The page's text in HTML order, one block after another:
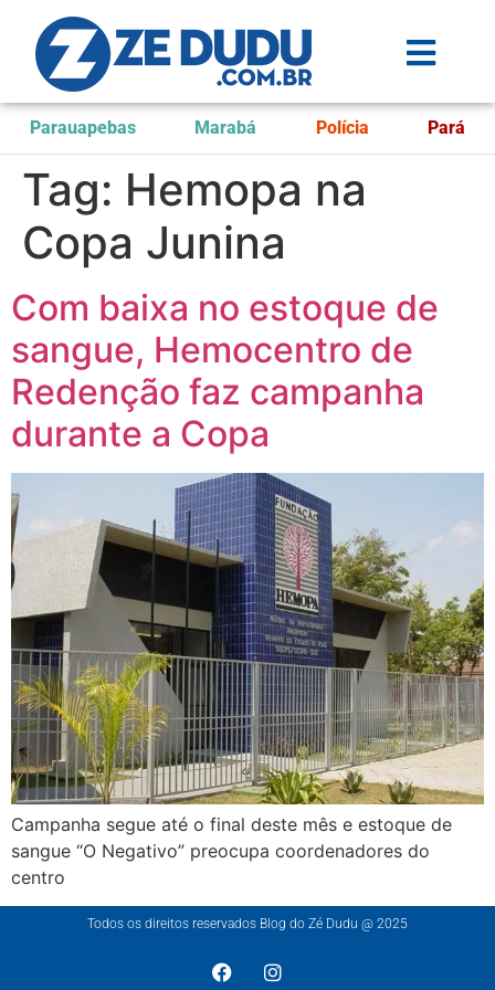
Parauapebas Marabá Polícia Pará
Tag: Hemopa na
Copa Junina
Com baixa no estoque de
sangue, Hemocentro de
Redenção faz campanha
durante a Copa
Campanha segue até o final deste mês e estoque de
sangue “O Negativo” preocupa coordenadores do
centro
Todos os direitos reservados Blog do Zé Dudu @ 2025